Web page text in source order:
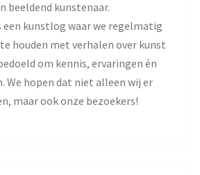
beeldend kunstenaar.
een kunstlog waar we regelmatig
houden met verhalen over kunst
om kennis, ervaringen én
We hopen dat niet alleen wij er
maar ook onze bezoekers!